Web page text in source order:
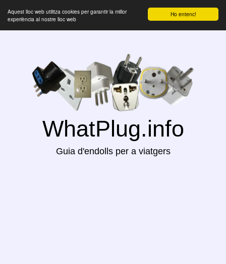
Ho entenc!
Aquest lloc web utilitza cookies per garantir la millor
experiència al nostre lloc web
WhatPlug.info
Guia d'endolls per a viatgers